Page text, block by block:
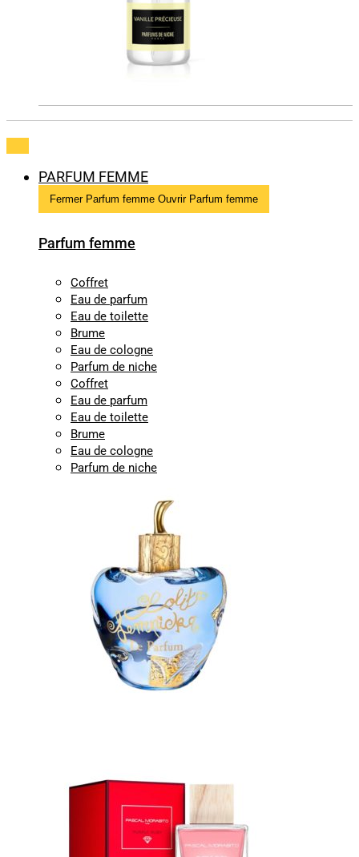
PARFUM FEMME
Fermer Parfum femme Ouvrir Parfum femme
Parfum femme
Coffret
Eau de parfum
Eau de toilette
Brume
Eau de cologne
Parfum de niche
Coffret
Eau de parfum
Eau de toilette
Brume
Eau de cologne
Parfum de niche